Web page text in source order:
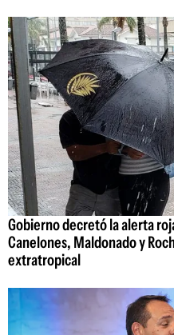
Gobierno decretó la alerta
Canelones, Maldonado y
extratropical